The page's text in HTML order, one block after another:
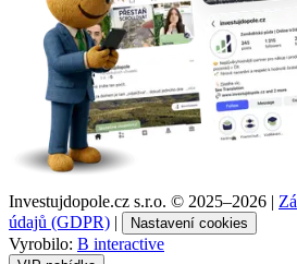
Investujdopole.cz s.r.o. © 2025–2026 |
údajů (GDPR) | Nastavení cookies
Vyrobilo: B interactive